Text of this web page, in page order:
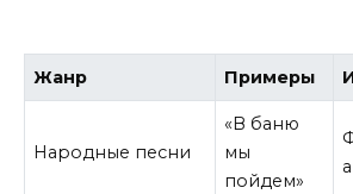
Жанр Примеры
Народные песни
«В баню
мы
пойдем»